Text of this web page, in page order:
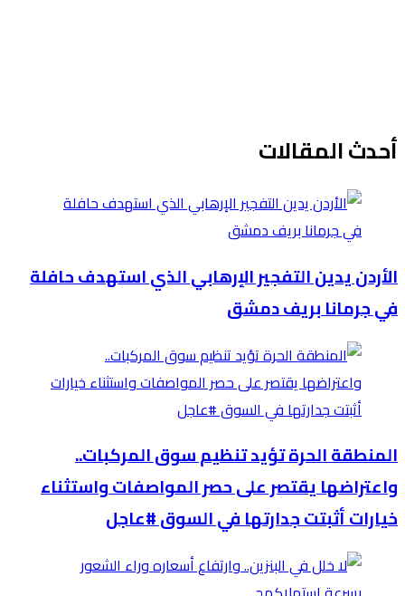
أحدث المقالات
الأردن يدين التفجير الإرهابي الذي استهدف حافلة
في جرمانا بريف دمشق
المنطقة الحرة تؤيد تنظيم سوق المركبات..
واعتراضها يقتصر على حصر المواصفات واستثناء
خيارات أثبتت جدارتها في السوق #عاجل